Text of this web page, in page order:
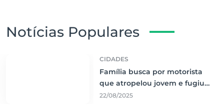
Notícias Populares
CIDADES
Família busca por motorista
que atropelou jovem e fugiu
sem prestar socorro
22/08/2025